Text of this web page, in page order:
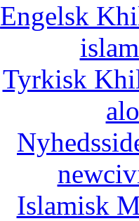
Engelsk
Tyrkisk
Islamisk